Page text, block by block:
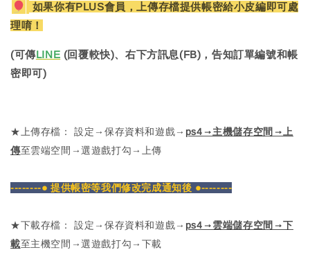
如果你有PLUS會員，上傳存檔提供帳密給小皮編即可處
理唷！
(可傳LINE (回覆較快)、右下方訊息(FB)，告知訂單編號和帳
密即可)
★上傳存檔： 設定→保存資料和遊戲→ ps4→主機儲存空間→上
傳至雲端空間→選遊戲打勾→上傳
--------● 提供帳密等我們修改完成通知後 ●--------
★下載存檔： 設定→保存資料和遊戲→ ps4→雲端儲存空間→下
載至主機空間→選遊戲打勾→下載